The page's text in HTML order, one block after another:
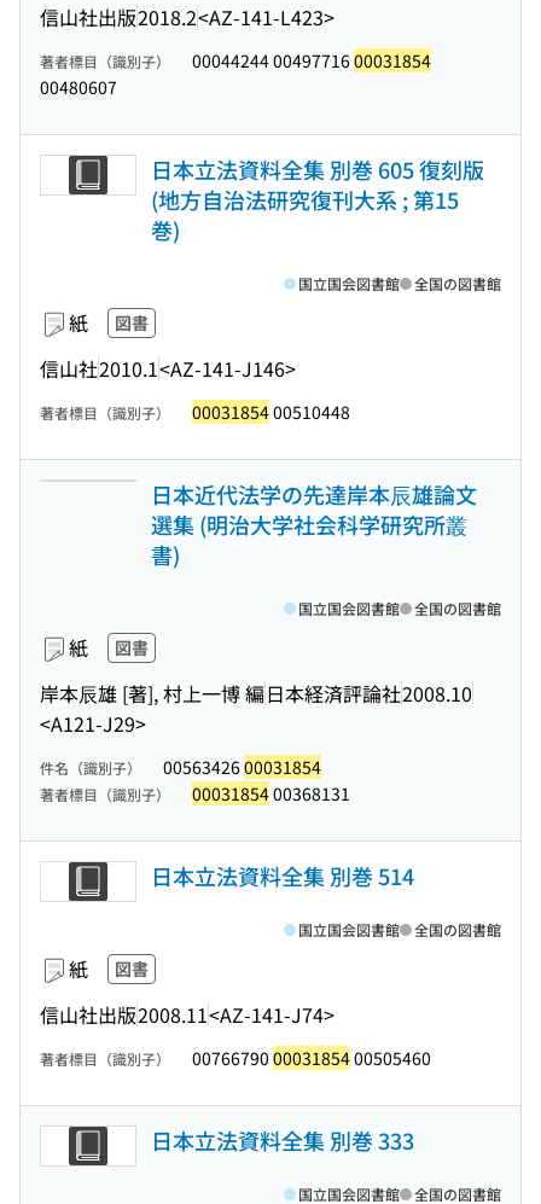
信山社出版2018.2<AZ-141-L423>
著者標目（識別子） 00044244 0049771600031854
00480607
日本立法資料全集 別巻 605 復刻版
(地方自治法研究復刊大系 ; 第15
巻)
紙 図書
信山社2010.1<AZ-141-J146>
国立国会図書館 全国の図書館
著者標目（識別子） 0003185400510448
日本近代法学の先達岸本辰雄論文
選集 (明治大学社会科学研究所叢
書)
紙 図書
岸本辰雄 [著], 村上一博 編日本経済評論社2008.10
<A121-J29>
国立国会図書館 全国の図書館
件名（識別子） 0056342600031854
著者標目（識別子） 0003185400368131
日本立法資料全集 別巻 514
紙 図書
信山社出版2008.11<AZ-141-J74>
国立国会図書館 全国の図書館
著者標目（識別子） 00766790 0003185400505460
日本立法資料全集 別巻 333
国立国会図書館 全国の図書館